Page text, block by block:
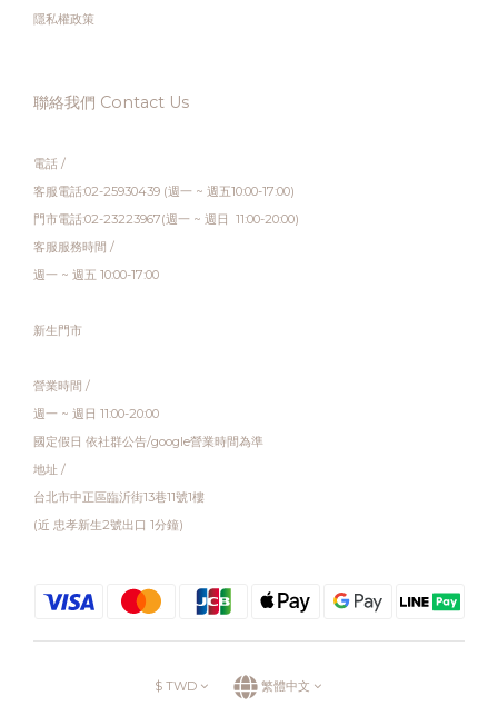
隱私權政策
聯絡我們 Contact Us
電話 /
客服電話:02-25930439 (週一 ~ 週五10:00-17:00)
門市電話:02-23223967(週一 ~ 週日 11:00-20:00)
客服服務時間 /
週一 ~ 週五 10:00-17:00
新生門市
營業時間 /
週一 ~ 週日 11:00-20:00
國定假日 依社群公告/google營業時間為準
地址 /
台北市中正區臨沂街13巷11號1樓
(近 忠孝新生2號出口 1分鐘)
$ TWD 繁體中文